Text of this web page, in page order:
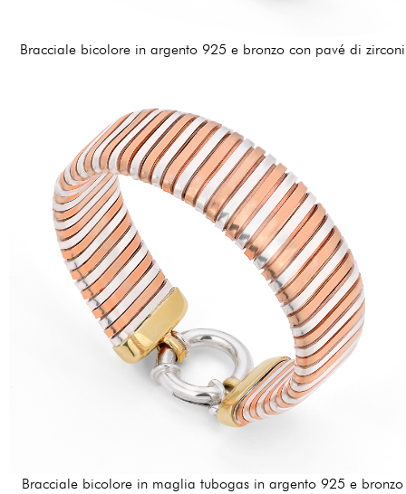
Bracciale bicolore in argento 925 e bronzo con pavé di zirconi
Bracciale bicolore in maglia tubogas in argento 925 e bronzo